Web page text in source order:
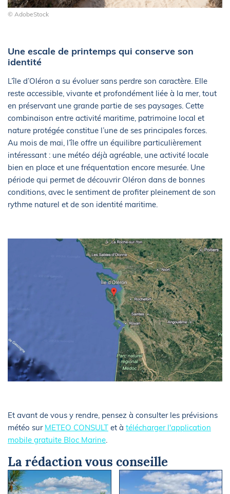
© AdobeStock
Une escale de printemps qui conserve son
identité
L’île d’Oléron a su évoluer sans perdre son caractère. Elle
reste accessible, vivante et profondément liée à la mer, tout
en préservant une grande partie de ses paysages. Cette
combinaison entre activité maritime, patrimoine local et
nature protégée constitue l’une de ses principales forces.
Au mois de mai, l’île offre un équilibre particulièrement
intéressant : une météo déjà agréable, une activité locale
bien en place et une fréquentation encore mesurée. Une
période qui permet de découvrir Oléron dans de bonnes
conditions, avec le sentiment de profiter pleinement de son
rythme naturel et de son identité maritime.
Et avant de vous y rendre, pensez à consulter les prévisions
météo sur METEO CONSULT et à télécharger l'application
mobile gratuite Bloc Marine.
La rédaction vous conseille